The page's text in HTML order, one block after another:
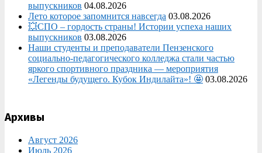
выпускников 04.08.2026
Лето которое запомнится навсегда 03.08.2026
💥СПО – гордость страны! Истории успеха наших
выпускников 03.08.2026
Наши студенты и преподаватели Пензенского
социально‑педагогического колледжа стали частью
яркого спортивного праздника — мероприятия
«Легенды будущего. Кубок Индилайта»! 🤩 03.08.2026
Архивы
Август 2026
Июль 2026